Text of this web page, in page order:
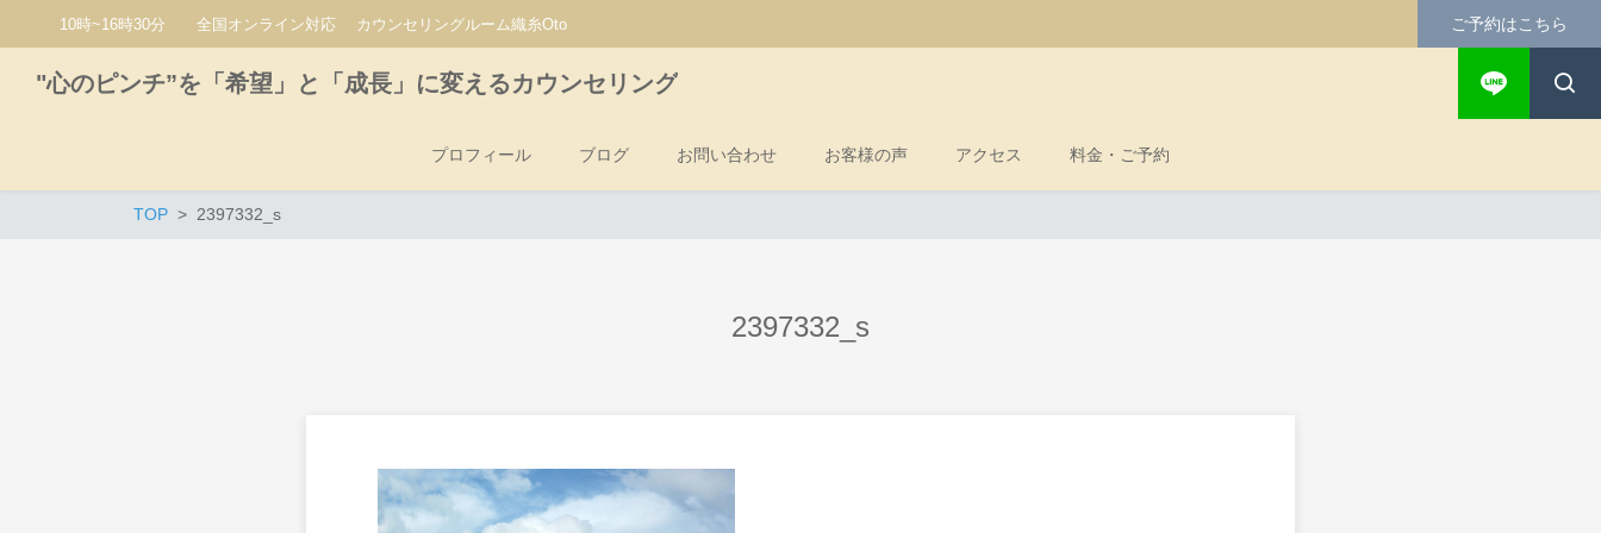
10時~16時30分 全国オンライン対応 カウンセリングルーム織糸Oto ご予約はこちら
"心のピンチ”を「希望」と「成長」に変えるカウンセリング
プロフィール ブログ お問い合わせ お客様の声 アクセス 料金・ご予約
TOP 2397332_s
2397332_s